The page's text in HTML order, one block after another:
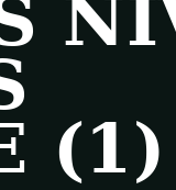
(1)